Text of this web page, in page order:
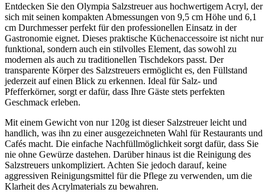
Entdecken Sie den Olympia Salzstreuer aus hochwertigem Acryl, der
sich mit seinen kompakten Abmessungen von 9,5 cm Höhe und 6,1
cm Durchmesser perfekt für den professionellen Einsatz in der
Gastronomie eignet. Dieses praktische Küchenaccessoire ist nicht nur
funktional, sondern auch ein stilvolles Element, das sowohl zu
modernen als auch zu traditionellen Tischdekors passt. Der
transparente Körper des Salzstreuers ermöglicht es, den Füllstand
jederzeit auf einen Blick zu erkennen. Ideal für Salz- und
Pfefferkörner, sorgt er dafür, dass Ihre Gäste stets perfekten
Geschmack erleben.
Mit einem Gewicht von nur 120g ist dieser Salzstreuer leicht und
handlich, was ihn zu einer ausgezeichneten Wahl für Restaurants und
Cafés macht. Die einfache Nachfüllmöglichkeit sorgt dafür, dass Sie
nie ohne Gewürze dastehen. Darüber hinaus ist die Reinigung des
Salzstreuers unkompliziert. Achten Sie jedoch darauf, keine
aggressiven Reinigungsmittel für die Pflege zu verwenden, um die
Klarheit des Acrylmaterials zu bewahren.